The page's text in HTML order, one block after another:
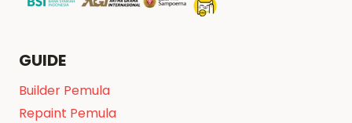
GUIDE
Builder Pemula
Repaint Pemula